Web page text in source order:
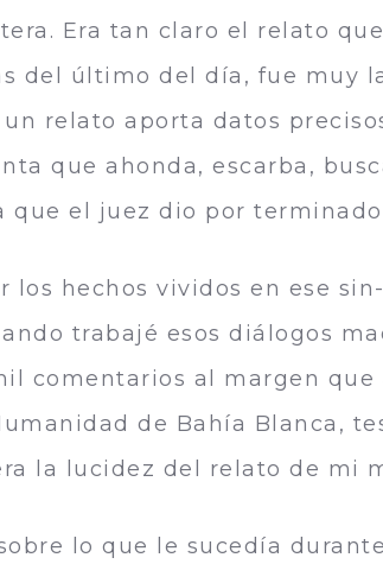
Era tan claro el relato
del último del día, fue muy
relato aporta datos
que ahonda, escarba,
que el juez dio por
los hechos vividos en ese
trabajé esos diálogos
comentarios al margen
de Bahía Blanca,
la lucidez del relato de mi
lo que le sucedía